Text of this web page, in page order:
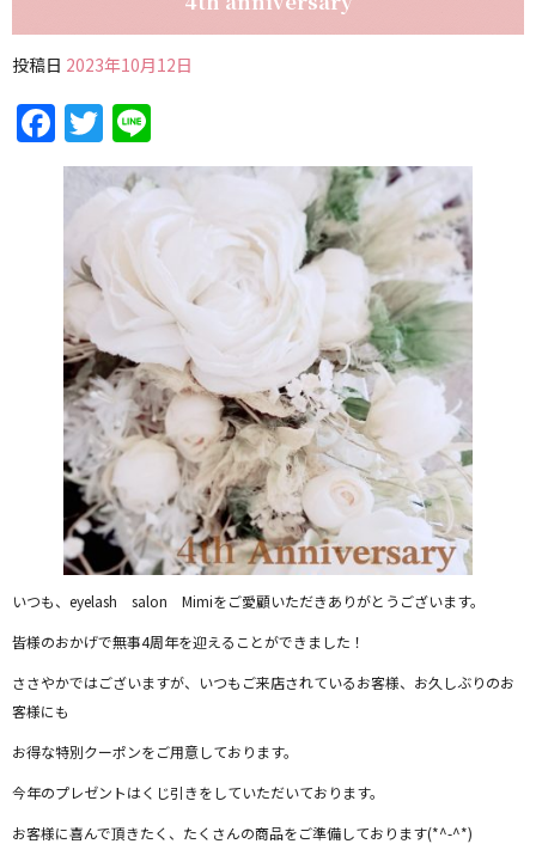
投稿日 2023年10月12日
Facebook
Twitter
いつも、eyelash salon Mimiをご愛顧いただきありがとうございます。
皆様のおかげで無事4周年を迎えることができました！
ささやかではございますが、いつもご来店されているお客様、お久しぶりのお
客様にも
お得な特別クーポンをご用意しております。
今年のプレゼントはくじ引きをしていただいております。
お客様に喜んで頂きたく、たくさんの商品をご準備しております(*^-^*)